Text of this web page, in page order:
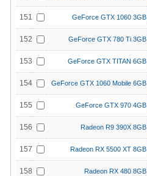
151 GeForce GTX 1060 3GB
152 GeForce GTX 780 Ti 3GB
153 GeForce GTX TITAN 6GB
154 GeForce GTX 1060 Mobile 6GB
155 GeForce GTX 970 4GB
156 Radeon R9 390X 8GB
157 Radeon RX 5500 XT 8GB
158 Radeon RX 480 8GB